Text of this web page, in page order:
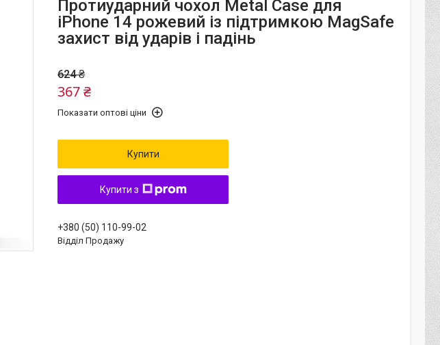
Протиударний чохол Metal Case для
iPhone 14 рожевий із підтримкою MagSafe
захист від ударів і падінь
624 ₴
367 ₴
Показати оптові ціни
Купити
Купити з
+380 (50) 110-99-02
Відділ Продажу